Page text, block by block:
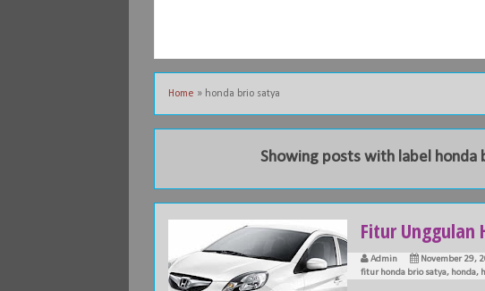
Home » honda brio satya
Showing posts with label honda
Fitur Unggulan
Admin November 29,
fitur honda brio satya, honda,